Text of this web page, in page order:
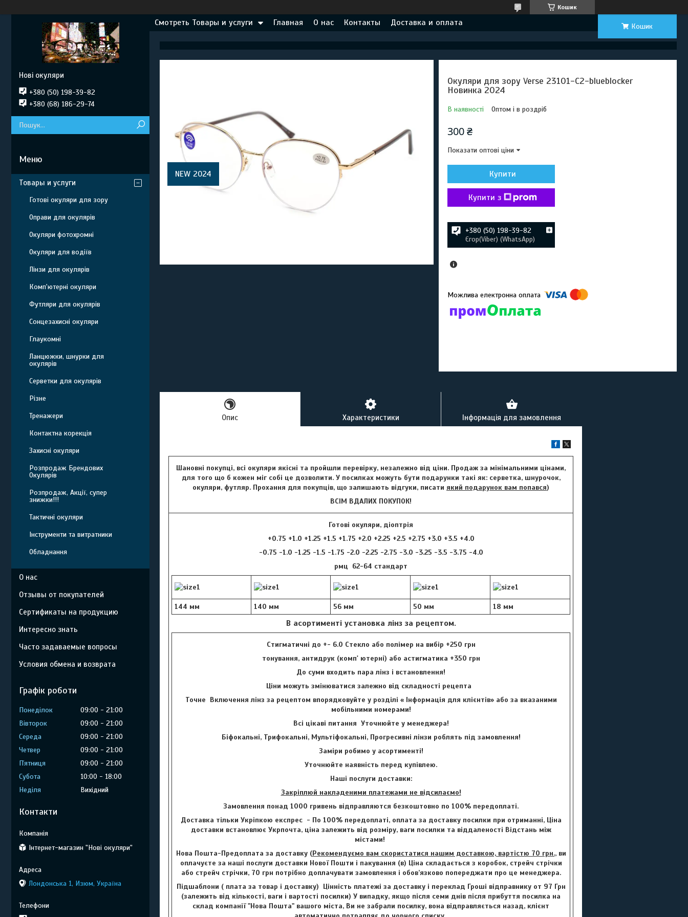
Кошик
Смотреть Товары и услуги Главная О нас Контакты Доставка и оплата Кошик
NEW 2024
Окуляри для зору Verse 23101-C2-blueblocker
Новинка 2024
В наявності Оптом і в роздріб
300 ₴
Показати оптові ціни
Купити
Купити з
+380 (50) 198-39-82
Єгор(Viber) (WhatsApp)
Опис Характеристики Інформація для замовлення
Шановні покупці, всі окуляри якісні та пройшли перевірку, незалежно від ціни. Продаж за мінімальними цінами,
для того що б кожен міг собі це дозволити. У посилках можуть бути подарунки такі як: серветка, шнурочок,
окуляри, футляр. Прохання для покупців, що залишають відгуки, писати який подарунок вам попався)
ВСІМ ВДАЛИХ ПОКУПОК!
Готові окуляри, діоптрія
+0.75 +1.0 +1.25 +1.5 +1.75 +2.0 +2.25 +2.5 +2.75 +3.0 +3.5 +4.0
-0.75 -1.0 -1.25 -1.5 -1.75 -2.0 -2.25 -2.75 -3.0 -3.25 -3.5 -3.75 -4.0
рмц 62-64 стандарт
144 мм 140 мм 56 мм 50 мм 18 мм
В асортименті установка лінз за рецептом.
Стигматичні до +- 6.0 Стекло або полімер на вибір +250 грн
тонування, антидрук (комп' ютерні) або астигматика +350 грн
До суми входить пара лінз і встановлення!
Ціни можуть змінюватися залежно від складності рецепта
Точне Включення лінз за рецептом впорядковуйте у розділі « Інформація для клієнтів» або за вказаними
мобільними номерами!
Всі цікаві питання Уточнюйте у менеджера!
Біфокальні, Трифокальні, Мультіфокальні, Прогресивні лінзи роблять під замовлення!
Заміри робимо у асортименті!
Уточнюйте наявність перед купівлею.
Наші послуги доставки:
Закріплюй накладеними платежами не відсилаємо!
Замовлення понад 1000 гривень відправляются безкоштовно по 100% передоплаті.
Доставка тільки Укріпкою експрес - По 100% передоплаті, оплата за доставку посилки при отриманні, Ціна
доставки встановлює Укрпочта, ціна залежить від розміру, ваги посилки та віддаленості Відстань між
містами!
Нова Пошта-Предоплата за доставку (Рекомендуємо вам скористатися нашим доставкою, вартістю 70 грн., ви
оплачуєте за наші послуги доставки Нової Пошти і пакування (в) Ціна складається з коробок, стрейч стрічки
або стрейч стрічки, 70 грн потрібно доплачувати замовлення і обов’язково попереджати про це менеджера.
Підшаблони ( плата за товар і доставку) Цінність платежі за доставку і переклад Гроші відправнику от 97 Грн
(залежить від кількості, ваги і вартості посилки) У випадку, якщо після семи днів після прибуття посилка на
склад компанії "Нова Пошта" вашого міста, Ви не забрали посилку, вона відправляється назад, клієнт
Нові окуляри
+380 (50) 198-39-82
+380 (68) 186-29-74
Товары и услуги
Готові окуляри для зору
Оправи для окулярів
Окуляри фотохромні
Окуляри для водіїв
Лінзи для окулярів
Комп'ютерні окуляри
Футляри для окулярів
Сонцезахисні окуляри
Глаукомні
Ланцюжки, шнурки для
окулярів
Серветки для окулярів
Різне
Тренажери
Контактна корекція
Захисні окуляри
Розпродаж Брендових
Окулярів
Розпродаж, Акції, супер
знижки!!!
Тактичні окуляри
Інструменти та витратники
Обладнання
О нас
Отзывы от покупателей
Сертификаты на продукцию
Интересно знать
Часто задаваемые вопросы
Условия обмена и возврата
Графік роботи
Понеділок 09:00
21:00
Вівторок
09:00
21:00
Середа
09:00
21:00
Четвер
09:00
21:00
Пʼятниця
09:00
21:00
Субота
10:00
18:00
Неділя
Вихідний
Контакти
Інтернет-магазин "Нові окуляри"
Лондонська 1, Изюм, Україна